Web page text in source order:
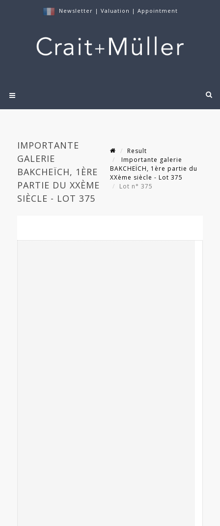
Newsletter | Valuation | Appointment
IMPORTANTE
GALERIE
BAKCHEÏCH, 1ÈRE
PARTIE DU XXÈME
SIÈCLE - LOT 375
Result
Importante galerie
BAKCHEÏCH, 1ère partie du
XXème siècle - Lot 375
Lot n° 375